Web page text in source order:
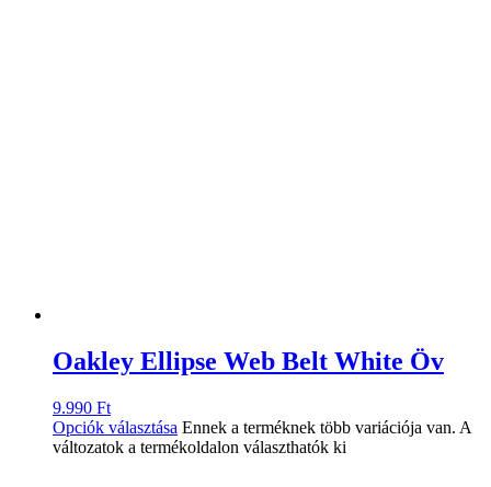
Oakley Ellipse Web Belt White Öv
9.990 Ft
Opciók választása Ennek a terméknek több variációja van. A
változatok a termékoldalon választhatók ki